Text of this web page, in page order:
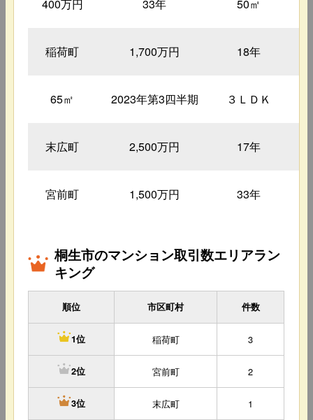
400万円 33年 50㎡
稲荷町 1,700万円 18年
65㎡ 2023年第3四半期 ３ＬＤＫ
末広町 2,500万円 17年
宮前町 1,500万円 33年
桐生市のマンション取引数エリアラン
キング
順位 市区町村 件数
1位 稲荷町 3
2位 宮前町 2
3位 末広町 1